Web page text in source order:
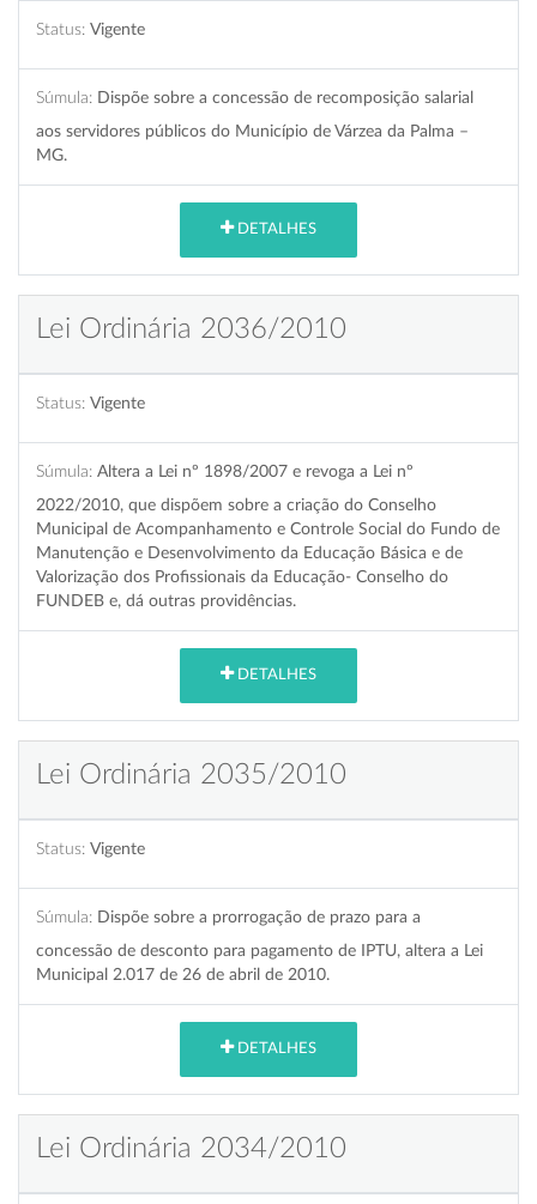
Status: Vigente
Súmula: Dispõe sobre a concessão de recomposição salarial
aos servidores públicos do Município de Várzea da Palma –
MG.
DETALHES
Lei Ordinária 2036/2010
Status: Vigente
Súmula: Altera a Lei nº 1898/2007 e revoga a Lei nº
2022/2010, que dispõem sobre a criação do Conselho
Municipal de Acompanhamento e Controle Social do Fundo de
Manutenção e Desenvolvimento da Educação Básica e de
Valorização dos Profissionais da Educação- Conselho do
FUNDEB e, dá outras providências.
DETALHES
Lei Ordinária 2035/2010
Status: Vigente
Súmula: Dispõe sobre a prorrogação de prazo para a
concessão de desconto para pagamento de IPTU, altera a Lei
Municipal 2.017 de 26 de abril de 2010.
DETALHES
Lei Ordinária 2034/2010